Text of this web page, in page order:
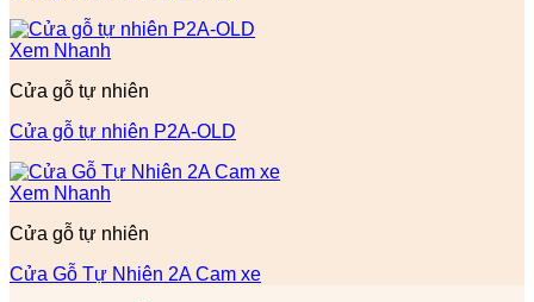
Xem Nhanh
Cửa gỗ tự nhiên
Cửa gỗ tự nhiên P2A-OLD
Xem Nhanh
Cửa gỗ tự nhiên
Cửa Gỗ Tự Nhiên 2A Cam xe